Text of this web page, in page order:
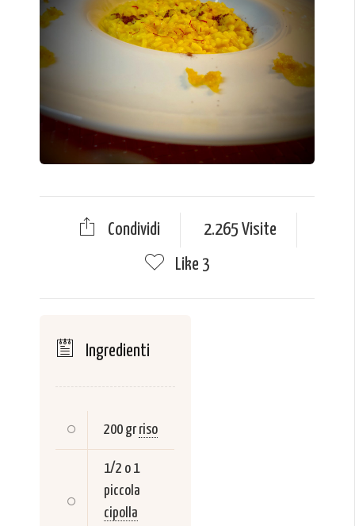
Condividi
2.265 Visite
Like 3
Ingredienti
200 gr riso
1/2 o 1
piccola
cipolla